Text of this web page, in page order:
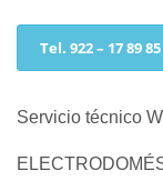
Tel. 922 – 17 89
Servicio técnico